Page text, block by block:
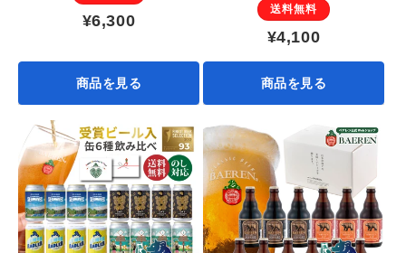
¥6,300
商品を見る
送料無料
¥4,100
商品を見る